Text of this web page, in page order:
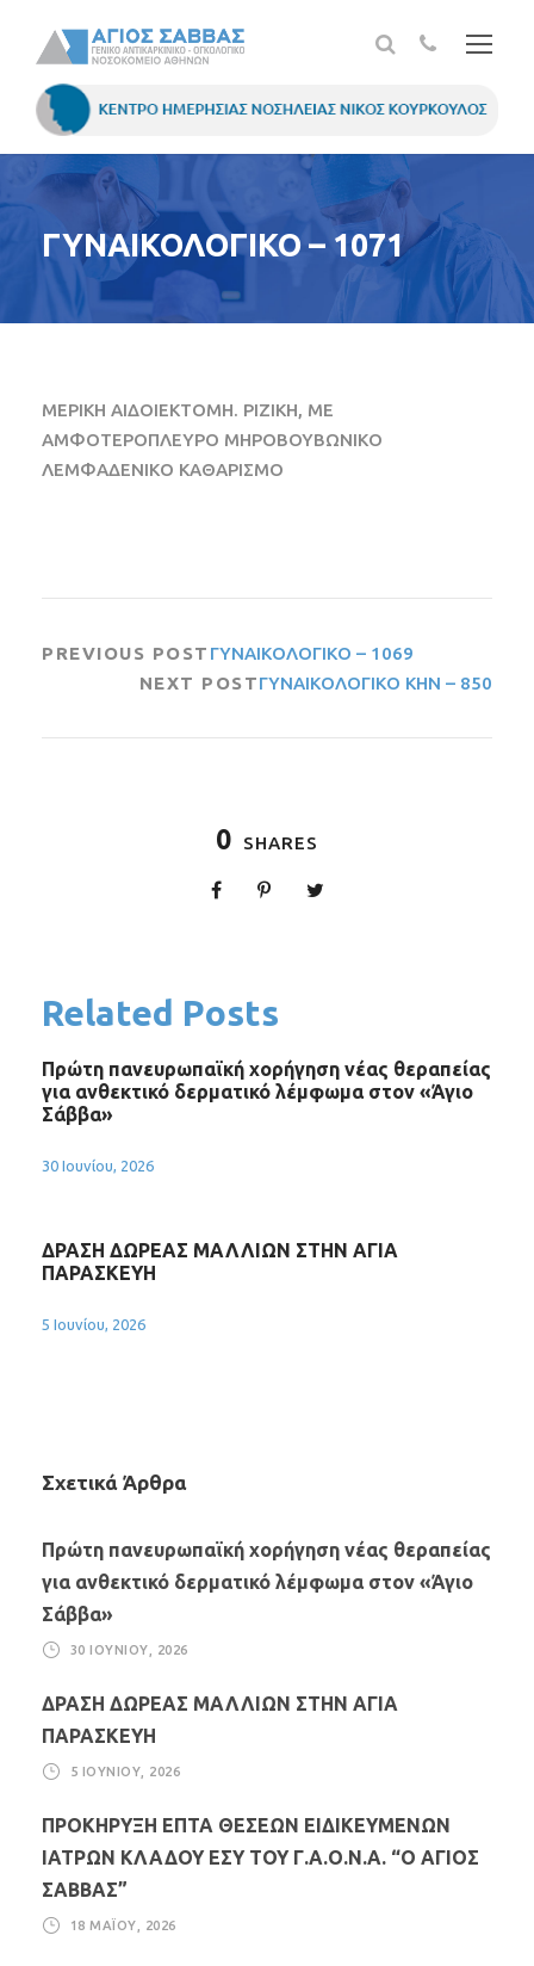
ΓΥΝΑΙΚΟΛΟΓΙΚΟ – 1071
ΜΕΡΙΚΗ ΑΙΔΟΙΕΚΤΟΜΗ. ΡΙΖΙΚΗ, ΜΕ
ΑΜΦΟΤΕΡΟΠΛΕΥΡΟ ΜΗΡΟΒΟΥΒΩΝΙΚΟ
ΛΕΜΦΑΔΕΝΙΚΟ ΚΑΘΑΡΙΣΜΟ
PREVIOUS POST ΓΥΝΑΙΚΟΛΟΓΙΚΟ – 1069
NEXT POSTΓΥΝΑΙΚΟΛΟΓΙΚΟ ΚΗΝ – 850
0 SHARES
Related Posts
Πρώτη πανευρωπαϊκή χορήγηση νέας θεραπείας
για ανθεκτικό δερματικό λέμφωμα στον «Άγιο
Σάββα»
30 Ιουνίου, 2026
ΔΡΑΣΗ ΔΩΡΕΑΣ ΜΑΛΛΙΩΝ ΣΤΗΝ ΑΓΙΑ
ΠΑΡΑΣΚΕΥΗ
5 Ιουνίου, 2026
Σχετικά Άρθρα
Πρώτη πανευρωπαϊκή χορήγηση νέας θεραπείας
για ανθεκτικό δερματικό λέμφωμα στον «Άγιο
Σάββα»
30 ΙΟΥΝΊΟΥ, 2026
ΔΡΑΣΗ ΔΩΡΕΑΣ ΜΑΛΛΙΩΝ ΣΤΗΝ ΑΓΙΑ
ΠΑΡΑΣΚΕΥΗ
5 ΙΟΥΝΊΟΥ, 2026
ΠΡΟΚΗΡΥΞΗ ΕΠΤΑ ΘΕΣΕΩΝ ΕΙΔΙΚΕΥΜΕΝΩΝ
ΙΑΤΡΩΝ ΚΛΑΔΟΥ ΕΣΥ ΤΟΥ Γ.Α.Ο.Ν.Α. “Ο ΑΓΙΟΣ
ΣΑΒΒΑΣ”
18 ΜΑΪ́ΟΥ, 2026